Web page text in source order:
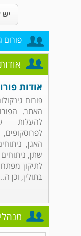
יש
פורום
אודות
פורום
האתר.
להעלות
האגן,
שתן,
לתיקון
בתולין, וכן ה...